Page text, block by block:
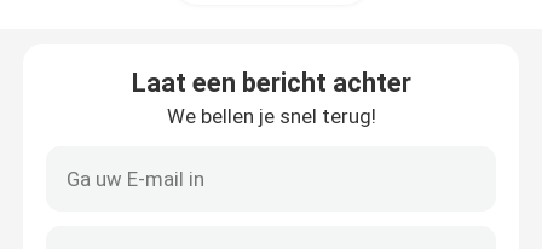
Laat een bericht achter
We bellen je snel terug!